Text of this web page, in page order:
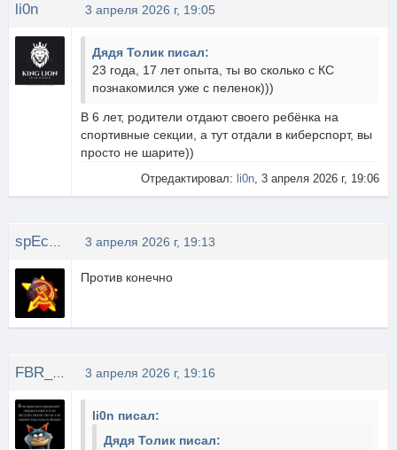
li0n 3 апреля 2026 г, 19:05
Дядя Толик писал:
23 года, 17 лет опыта, ты во сколько с КС
познакомился уже с пеленок)))
В 6 лет, родители отдают своего ребёнка на
спортивные секции, а тут отдали в киберспорт, вы
просто не шарите))
Отредактировал: li0n, 3 апреля 2026 г, 19:06
3 апреля 2026 г, 19:13
Против конечно
3 апреля 2026 г, 19:16
li0n писал:
Дядя Толик писал: